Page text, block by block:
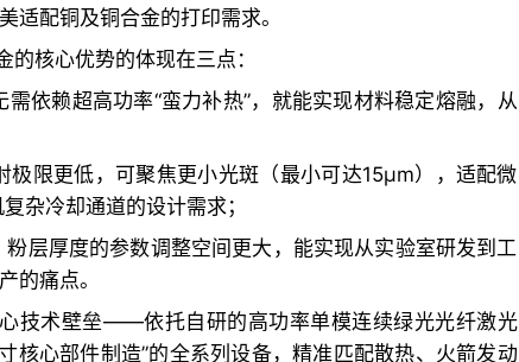
适配铜及铜合金的打印需求。
核心优势的体现在三点：
依赖超高功率“蛮力补热”，就能实现材料稳定熔融，从
限更低，可聚焦更小光斑（最小可达15μm），适配微
杂冷却通道的设计需求；
层厚度的参数调整空间更大，能实现从实验室研发到工
的痛点。
技术壁垒——依托自研的高功率单模连续绿光光纤激光
心部件制造”的全系列设备，精准匹配散热、火箭发动